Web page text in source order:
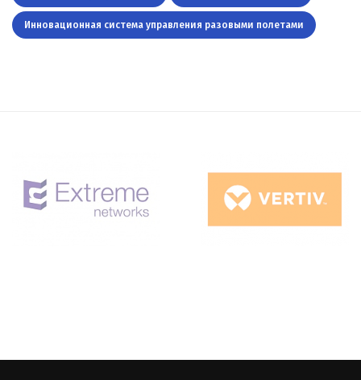
Инновационная система управления разовыми полетами